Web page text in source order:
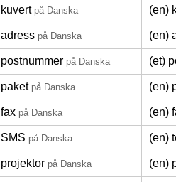
kuvert på Danska (en)
adress på Danska (en)
postnummer på Danska (et)
paket på Danska (en)
fax på Danska (en)
SMS på Danska (en)
projektor på Danska (en)